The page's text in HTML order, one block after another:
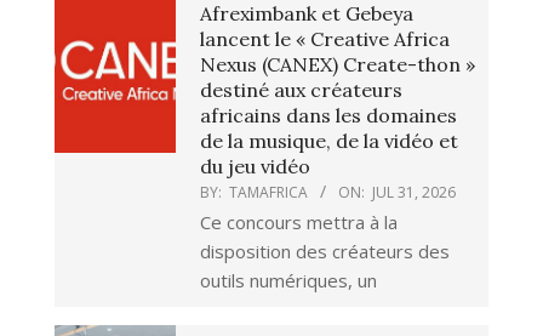
Afreximbank et Gebeya
lancent le « Creative Africa
Nexus (CANEX) Create-thon »
destiné aux créateurs
africains dans les domaines
de la musique, de la vidéo et
du jeu vidéo
BY: TAMAFRICA ON: JUL 31, 2026
Ce concours mettra à la
disposition des créateurs des
outils numériques, un